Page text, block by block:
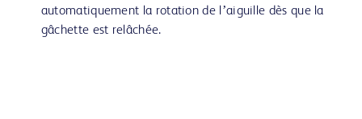
automatiquement la rotation de lʼaiguille dès que la
gâchette est relâchée.